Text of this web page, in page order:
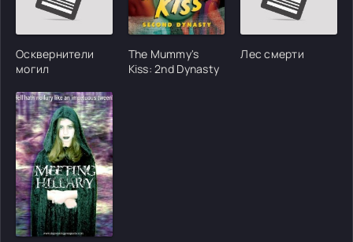
Осквернители
могил
The Mummy's
Kiss: 2nd Dynasty
Лес смерти